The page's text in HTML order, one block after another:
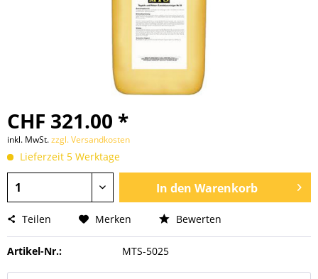
CHF 321.00 *
inkl. MwSt.zzgl. Versandkosten
Lieferzeit 5 Werktage
In den Warenkorb
Teilen Merken Bewerten
Artikel-Nr.: MTS-5025